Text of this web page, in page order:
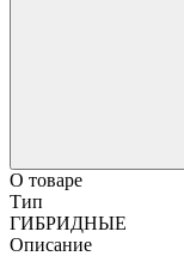
О товаре
Тип
ГИБРИДНЫЕ
Описание